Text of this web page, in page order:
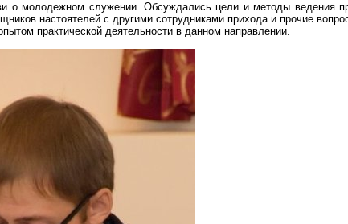
о молодежном служении. Обсуждались цели и методы ведения
настоятелей с другими сотрудниками прихода и прочие
практической деятельности в данном направлении.